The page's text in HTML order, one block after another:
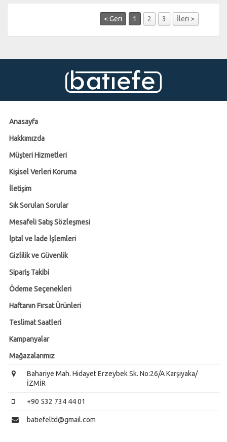
< Geri 1 2 3 İleri >
Anasayfa
Hakkımızda
Müşteri Hizmetleri
Kişisel Verleri Koruma
İletişim
Sık Sorulan Sorular
Mesafeli Satış Sözleşmesi
İptal ve İade İşlemleri
Gizlilik ve Güvenlik
Sipariş Takibi
Ödeme Seçenekleri
Haftanın Fırsat Ürünleri
Teslimat Saatleri
Kampanyalar
Mağazalarımız
Bahariye Mah. Hidayet Erzeybek Sk. No:26/A Karşıyaka/
İZMİR
+90 532 734 44 01
batiefeltd@gmail.com